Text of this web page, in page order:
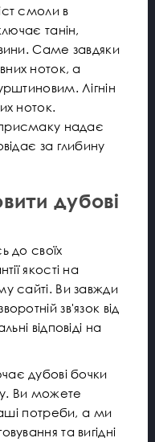
смоли в
танін,
Саме завдяки
ноток, а
Лігнін
ноток.
надає
за глибину
дубові
до своїх
якості на
сайті. Ви завжди
зв'язок від
відповіді на
дубові бочки
Ви можете
потреби, а ми
та вигідні